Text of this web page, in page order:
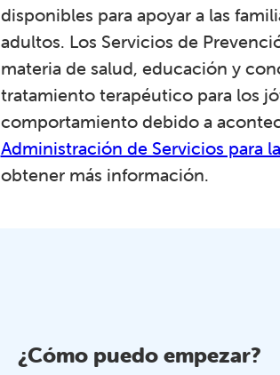
disponibles para apoyar a las
adultos. Los Servicios de
materia de salud, educación y
tratamiento terapéutico para los
comportamiento debido a
Administración de Servicios para
obtener más información.
¿Cómo puedo empezar?